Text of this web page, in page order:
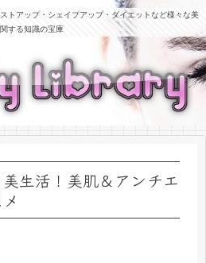
トアップ・シェイプアップ・ダイエットなど様々な美
する知識の宝庫
生活！美肌＆アンチエ